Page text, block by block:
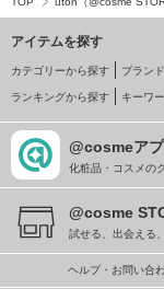
アイテムを探す
カテゴリーから探す ブラン
ランキングから探す キーワ
@cosmeアプ
化粧品・コスメの
@cosme
試せる、出会える
ヘルプ・お問い合